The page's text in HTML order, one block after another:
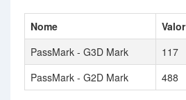
Nome
Valor
PassMark - G3D Mark
117
PassMark - G2D Mark
488